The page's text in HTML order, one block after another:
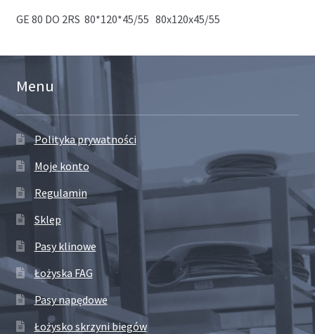
GE 80 DO 2RS 80*120*45/55 80x120x45/55
Menu
Polityka prywatności
Moje konto
Regulamin
Sklep
Pasy klinowe
Łożyska FAG
Pasy napędowe
Łożysko skrzyni biegów